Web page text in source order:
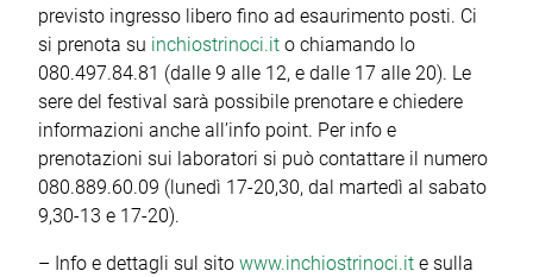
previsto ingresso libero fino ad esaurimento posti. Ci
si prenota su inchiostrinoci.it o chiamando lo
080.497.84.81 (dalle 9 alle 12, e dalle 17 alle 20). Le
sere del festival sarà possibile prenotare e chiedere
informazioni anche all’info point. Per info e
prenotazioni sui laboratori si può contattare il numero
080.889.60.09 (lunedì 17-20,30, dal martedì al sabato
9,30-13 e 17-20).
– Info e dettagli sul sito www.inchiostrinoci.it e sulla